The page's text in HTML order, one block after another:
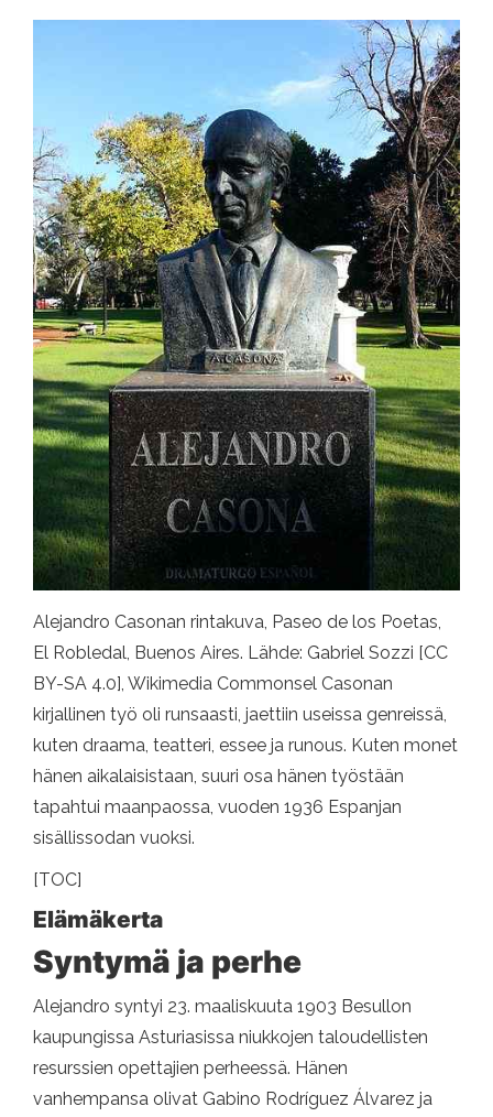
Alejandro Casonan rintakuva, Paseo de los Poetas,
El Robledal, Buenos Aires. Lähde: Gabriel Sozzi [CC
BY-SA 4.0], Wikimedia Commonsel Casonan
kirjallinen työ oli runsaasti, jaettiin useissa genreissä,
kuten draama, teatteri, essee ja runous. Kuten monet
hänen aikalaisistaan, suuri osa hänen työstään
tapahtui maanpaossa, vuoden 1936 Espanjan
sisällissodan vuoksi.
[TOC]
Elämäkerta
Syntymä ja perhe
Alejandro syntyi 23. maaliskuuta 1903 Besullon
kaupungissa Asturiasissa niukkojen taloudellisten
resurssien opettajien perheessä. Hänen
vanhempansa olivat Gabino Rodríguez Álvarez ja